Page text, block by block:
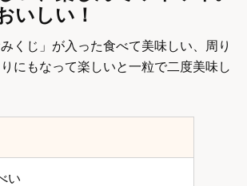
いしい！
くじ」が入った食べて美味しい、周り
にもなって楽しいと一粒で二度美味し
い